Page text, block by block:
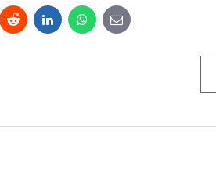
RedditLinkedInWhatsApp
E-
mail